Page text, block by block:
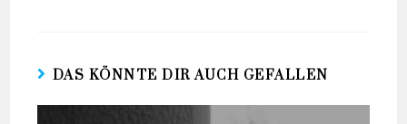
DAS KÖNNTE DIR AUCH GEFALLEN